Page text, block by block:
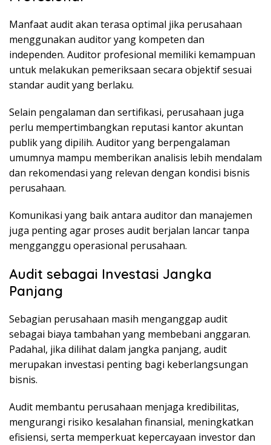
Manfaat audit akan terasa optimal jika perusahaan
menggunakan auditor yang kompeten dan
independen. Auditor profesional memiliki kemampuan
untuk melakukan pemeriksaan secara objektif sesuai
standar audit yang berlaku.
Selain pengalaman dan sertifikasi, perusahaan juga
perlu mempertimbangkan reputasi kantor akuntan
publik yang dipilih. Auditor yang berpengalaman
umumnya mampu memberikan analisis lebih mendalam
dan rekomendasi yang relevan dengan kondisi bisnis
perusahaan.
Komunikasi yang baik antara auditor dan manajemen
juga penting agar proses audit berjalan lancar tanpa
mengganggu operasional perusahaan.
Audit sebagai Investasi Jangka
Panjang
Sebagian perusahaan masih menganggap audit
sebagai biaya tambahan yang membebani anggaran.
Padahal, jika dilihat dalam jangka panjang, audit
merupakan investasi penting bagi keberlangsungan
bisnis.
Audit membantu perusahaan menjaga kredibilitas,
mengurangi risiko kesalahan finansial, meningkatkan
efisiensi, serta memperkuat kepercayaan investor dan